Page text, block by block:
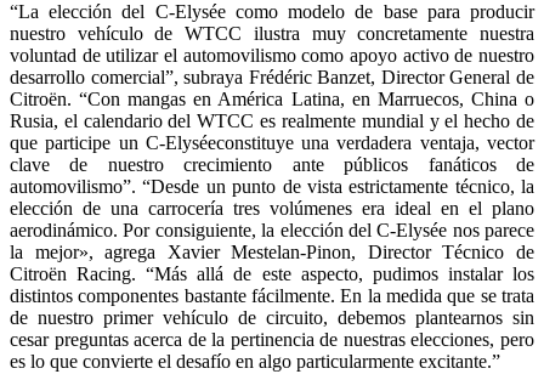
“La elección del C-Elysée como modelo de base para producir
nuestro vehículo de WTCC ilustra muy concretamente nuestra
voluntad de utilizar el automovilismo como apoyo activo de nuestro
desarrollo comercial”, subraya Frédéric Banzet, Director General de
Citroën. “Con mangas en América Latina, en Marruecos, China o
Rusia, el calendario del WTCC es realmente mundial y el hecho de
que participe un C-Elyséeconstituye una verdadera ventaja, vector
clave de nuestro crecimiento ante públicos fanáticos de
automovilismo”. “Desde un punto de vista estrictamente técnico, la
elección de una carrocería tres volúmenes era ideal en el plano
aerodinámico. Por consiguiente, la elección del C-Elysée nos parece
la mejor», agrega Xavier Mestelan-Pinon, Director Técnico de
Citroën Racing. “Más allá de este aspecto, pudimos instalar los
distintos componentes bastante fácilmente. En la medida que se trata
de nuestro primer vehículo de circuito, debemos plantearnos sin
cesar preguntas acerca de la pertinencia de nuestras elecciones, pero
es lo que convierte el desafío en algo particularmente excitante.”